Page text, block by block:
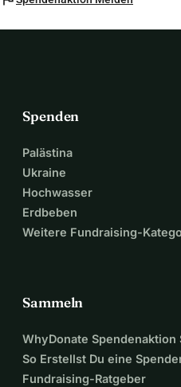
Spenden
Palästina
Ukraine
Hochwasser
Erdbeben
Weitere Fundraising-
Sammeln
WhyDonate Spendenaktion
So Erstellst Du eine
Fundraising-Ratgeber